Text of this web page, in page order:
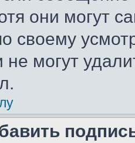
они могут
своему
не могут